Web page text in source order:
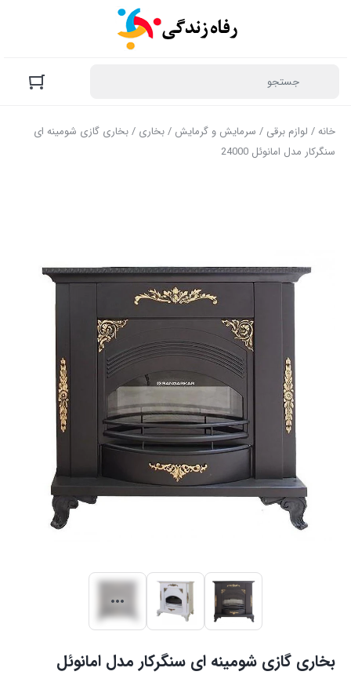
خانه/ لوازم برقی / سرمایش و گرمایش /بخاری / بخاری گازی شومینه ای
سنگرکار مدل امانوئل 24000
بخاری گازی شومینه ای سنگرکار مدل امانوئل